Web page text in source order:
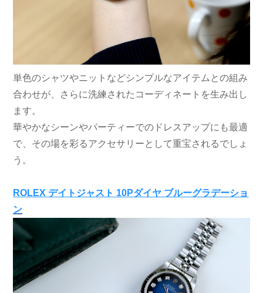
単色のシャツやニットなどシンプルなアイテムとの組み
合わせが、さらに洗練されたコーディネートを生み出し
ます。
華やかなシーンやパーティーでのドレスアップにも最適
で、その場を彩るアクセサリーとして重宝されるでしょ
う。
ROLEX デイトジャスト 10Pダイヤ ブルーグラデーショ
ン